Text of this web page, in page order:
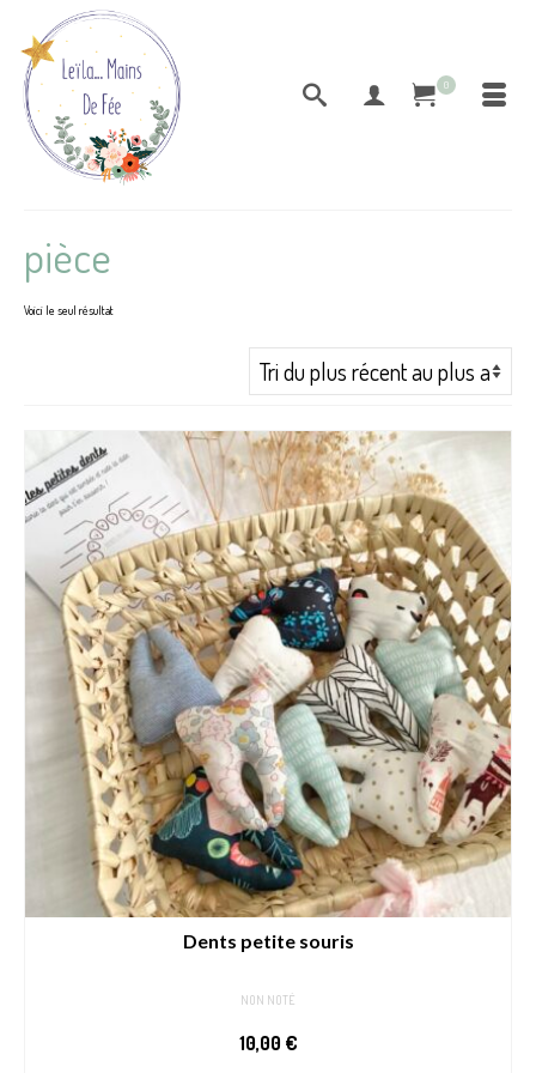
0
pièce
Voici le seul résultat
Dents petite souris
NON NOTÉ
10,00 €